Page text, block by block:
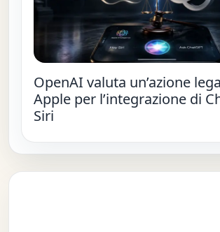
OpenAI valuta un’azione
Apple per l’integrazione di
Siri